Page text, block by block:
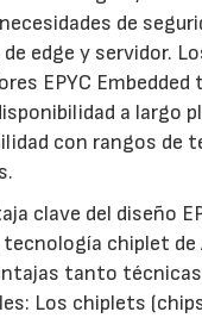
de
edge y servidor.
EPYC Embedded
a largo
con rangos de
clave del diseño
chiplet de
tanto
Los chiplets